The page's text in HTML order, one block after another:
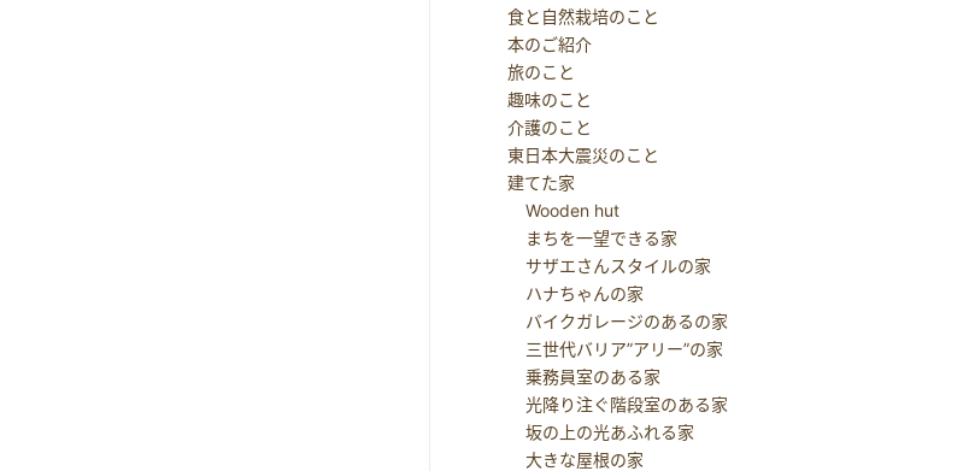
食と自然栽培のこと
本のご紹介
旅のこと
趣味のこと
介護のこと
東日本大震災のこと
建てた家
Wooden hut
まちを一望できる家
サザエさんスタイルの家
ハナちゃんの家
バイクガレージのあるの家
三世代バリア”アリー”の家
乗務員室のある家
光降り注ぐ階段室のある家
坂の上の光あふれる家
大きな屋根の家